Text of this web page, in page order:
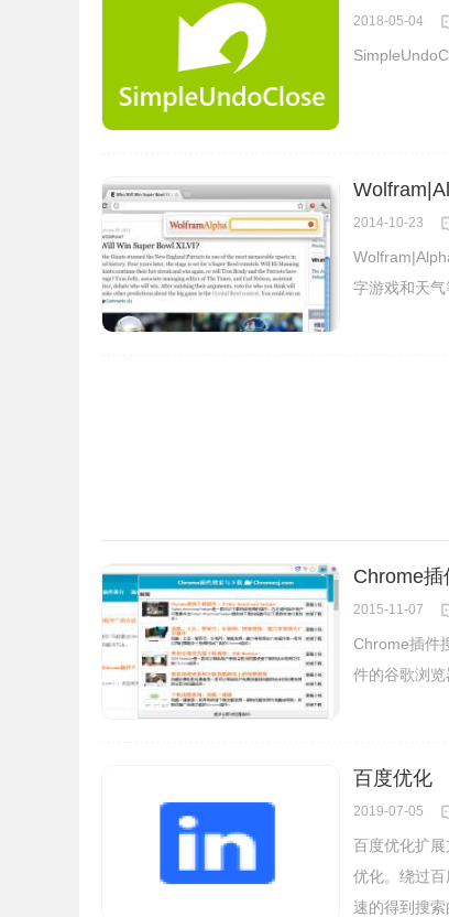
2018-05-04
2014-10-23
字游戏和天气
Chrome插
2015-11-07
Chrome插件
件的谷歌浏览
百度优化
2019-07-05
百度优化扩
优化。绕过
速的得到搜